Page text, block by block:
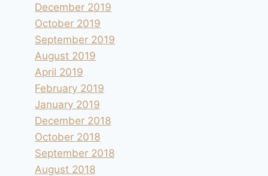
December 2019
October 2019
September 2019
August 2019
April 2019
February 2019
January 2019
December 2018
October 2018
September 2018
August 2018